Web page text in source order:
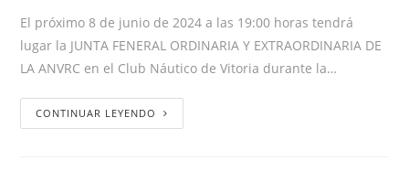
El próximo 8 de junio de 2024 a las 19:00 horas tendrá
lugar la JUNTA FENERAL ORDINARIA Y EXTRAORDINARIA DE
LA ANVRC en el Club Náutico de Vitoria durante la…
CONTINUAR LEYENDO